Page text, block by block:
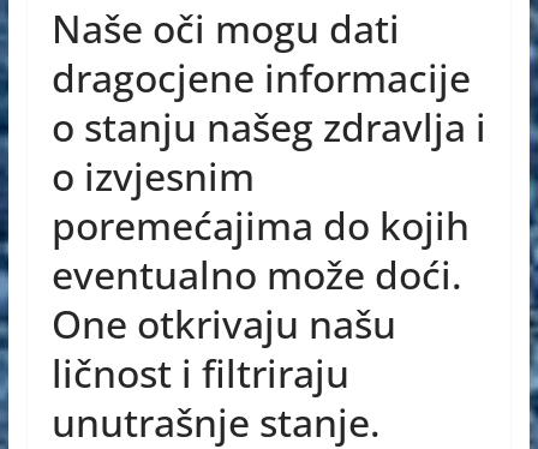
c
e
b
o
o
k
ss
e
n
g
er
at
s
A
p
p
er
Naše oči mogu dati
dragocjene informacije
o stanju našeg zdravlja i
o izvjesnim
poremećajima do kojih
eventualno može doći.
One otkrivaju našu
ličnost i filtriraju
unutrašnje stanje.